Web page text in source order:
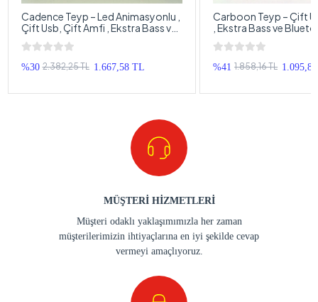
Cadence Teyp – Led Animasyonlu ,
Çift Usb, Çift Amfi , Ekstra Bass ve
Bluetoothlu 7 Renk Oto Teyp
%30 2.382,25 TL 1.667,58 TL
Carboon Teyp – Çift Usb, Çift
, Ekstra Bass ve
Oto Teyp
%41 1.858,16 TL
MÜŞTERİ HİZMETLERİ
Müşteri odaklı yaklaşımımızla her zaman
müşterilerimizin ihtiyaçlarına en iyi şekilde cevap
vermeyi amaçlıyoruz.